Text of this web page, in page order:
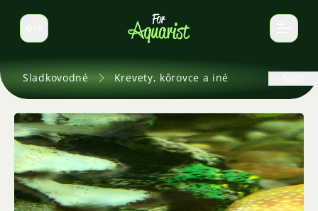
Prepnúť jazyk
Sladkovodné Krevety, kôrovce a iné